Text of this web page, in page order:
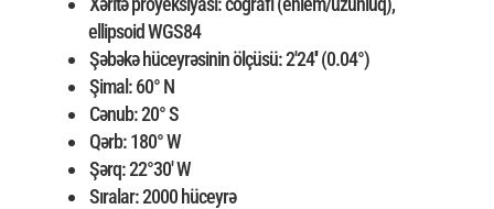
ellipsoid WGS84
Şəbəkə hüceyrəsinin ölçüsü: 2'24'' (0.04°)
Şimal: 60° N
Cənub: 20° S
Qərb: 180° W
Şərq: 22°30' W
Sıralar: 2000 hüceyrə